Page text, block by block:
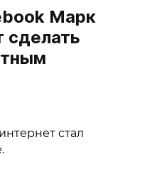
Марк
сделать
стал